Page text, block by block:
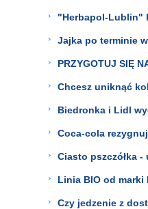
"Herbapol-Lublin"
Jajka po terminie
PRZYGOTUJ SIĘ
Chcesz uniknąć
Biedronka i Lidl
Coca-cola
Ciasto pszczółka
Linia BIO od
Czy jedzenie z